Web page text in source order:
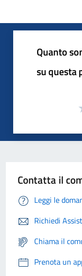
Quanto
su questa
Contatta il
Leggi le
Richiedi
Chiama il
Prenota un